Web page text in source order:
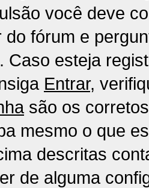
você deve
do fórum e
Caso esteja
Entrar,
são os
mesmo o que
descritas
de alguma